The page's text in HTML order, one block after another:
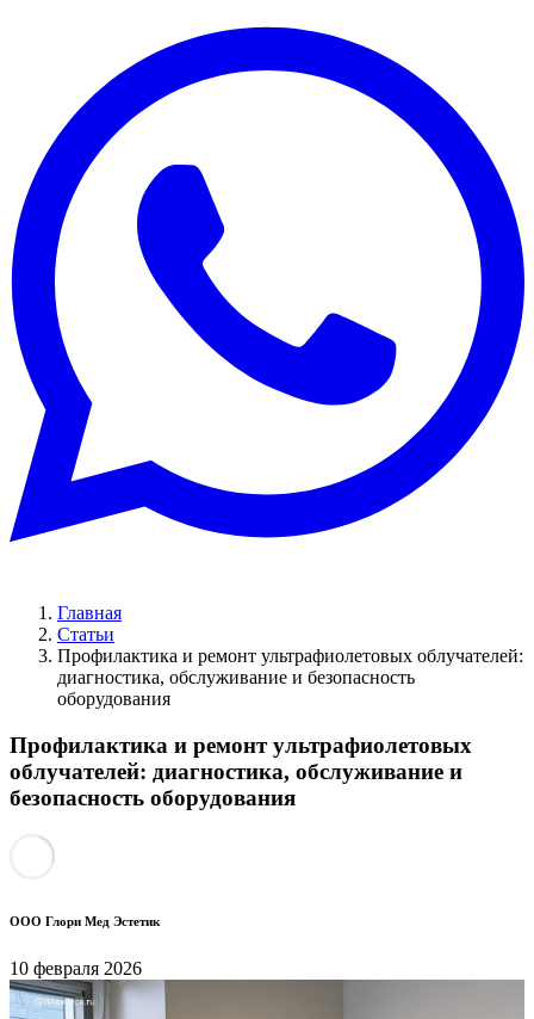
Главная
Статьи
Профилактика и ремонт ультрафиолетовых облучателей:
диагностика, обслуживание и безопасность
оборудования
Профилактика и ремонт ультрафиолетовых
облучателей: диагностика, обслуживание и
безопасность оборудования
ООО Глори Мед Эстетик
10 февраля 2026